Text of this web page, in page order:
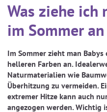
MATRATZEN &
Babymatratze
Kinder- Und
Reisebett- Und
Den Richtigen
DECKEN & KISSEN
Babydecken
BABYNEST
Erwachsene
MATRATZEN
TOPPER
KOPFKISSEN
MATRATZENFINDER
Unser Träumeland
PRODUKTION
BETTER DREAMS
TEAM
Wissen

Was ziehe ich
im Sommer an
Im Sommer zieht man
helleren Farben an.
Naturmaterialien wie
Überhitzung zu vermeiden.
extremer Hitze kann auch
angezogen werden. Wichtig